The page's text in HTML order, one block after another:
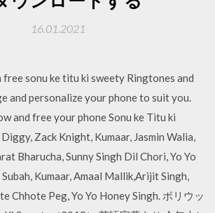
16.01.2021
sonu ke titu ki sweety Ringtones and
and personalize your phone to suit you.
and free your phone Sonu ke Titu ki
Zack Knight, Kumaar, Jasmin Walia,
Bharucha, Sunny Singh Dil Chori, Yo Yo
Kumaar, Amaal Mallik,Arijit Singh,
Chhote Peg, Yo Yo Honey Singh. ボリウッ